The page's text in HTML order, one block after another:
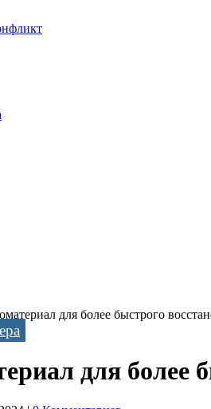
для более быстрого
для более